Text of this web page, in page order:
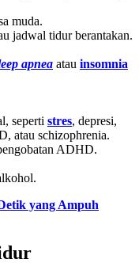
muda.
jadwal tidur berantakan.
apnea atau insomnia
seperti stres, depresi,
atau schizophrenia.
ADHD.
yang Ampuh